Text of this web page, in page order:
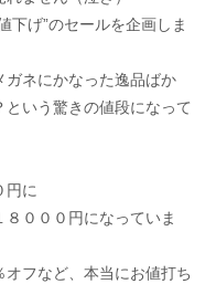
げ”のセールを企画しま
ガネにかなった逸品ばか
いう驚きの値段になって
円に
０００円になっていま
フなど、本当にお値打ち